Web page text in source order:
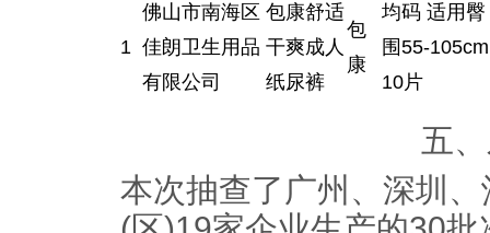
1
佛山市南海区
佳朗卫生用品
有限公司
包康舒适
干爽成人
纸尿裤
包
康
均码 适用臀
围55-105cm
10片
五
本次抽查了广州、深圳